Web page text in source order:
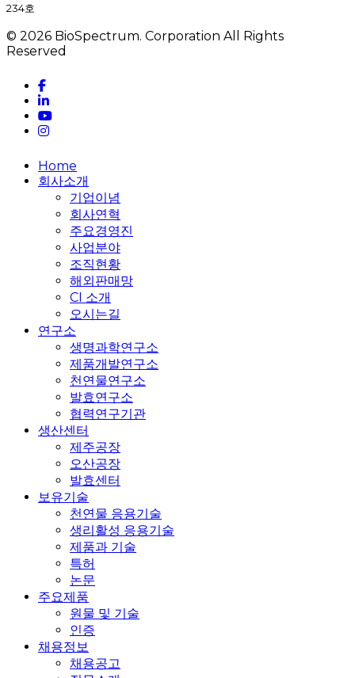
234호
© 2026 BioSpectrum. Corporation All Rights
Reserved
facebook
linkedin
youtube
instagram
Close
Menu
Home
회사소개
기업이념
회사연혁
주요경영진
사업분야
조직현황
해외판매망
CI 소개
오시는길
연구소
생명과학연구소
제품개발연구소
천연물연구소
발효연구소
협력연구기관
생산센터
제주공장
오산공장
발효센터
보유기술
천연물 응용기술
생리활성 응용기술
제품과 기술
특허
논문
주요제품
원물 및 기술
인증
채용정보
채용공고